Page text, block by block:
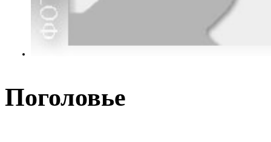
Поголовье